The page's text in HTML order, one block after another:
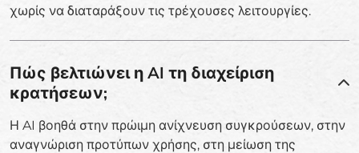
χωρίς να διαταράξουν τις τρέχουσες λειτουργίες.
Πώς βελτιώνει η AI τη διαχείριση
κρατήσεων;
Η AI βοηθά στην πρώιμη ανίχνευση συγκρούσεων, στην
αναγνώριση προτύπων χρήσης, στη μείωση της